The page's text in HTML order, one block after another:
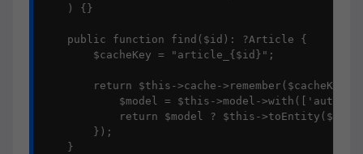
    ) {}
    public function find($id): ?Article {
        $cacheKey = "article_{$id}";
return $this->cache->remember($cacheKey,
$model = $this->model-
return $model ? $this-
        });
    }